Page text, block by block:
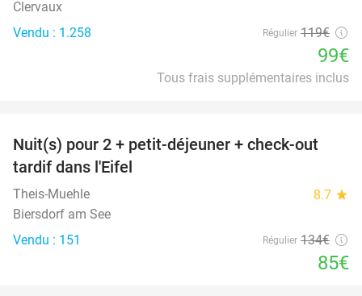
Clervaux
Vendu : 1.258
Régulier 119€
99€
Tous frais supplémentaires inclus
37%
Nuit(s) pour 2 + petit-déjeuner + check-out
tardif dans l'Eifel
Theis-Muehle 8.7 star
Biersdorf am See
Vendu : 151
Régulier 134€
85€